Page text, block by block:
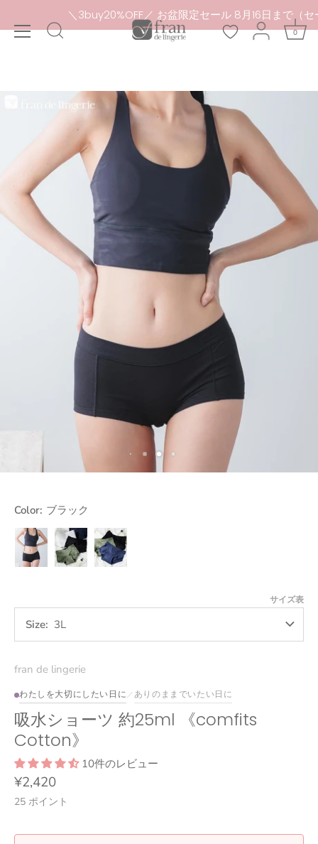
＼3buy20%OFF／ お盆限定セール 8月16日
0
Color: ブラック
サイズ表
Size 3L
fran de lingerie
わたしを大切にしたい日に／ ありのままでいたい日に
吸水ショーツ 約25ml 《comfits
Cotton》
10件のレビュー
¥2,420
25 ポイント